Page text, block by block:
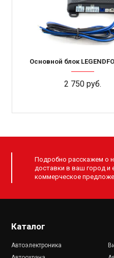
Основной блок
2 750 руб.
Подробно расскажем о
доставки в ваш город и
коммерческое
Каталог
Автоэлектроника